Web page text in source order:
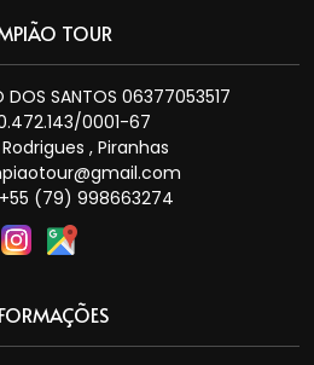
TOUR
DOS SANTOS 06377053517
0001-67
, Piranhas
(79) 998663274